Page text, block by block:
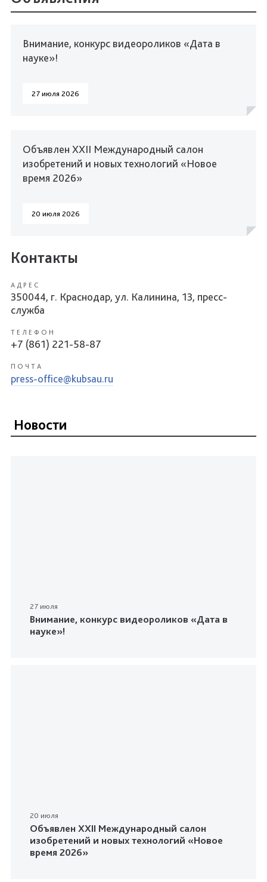
Внимание, конкурс видеороликов «Дата в
науке»!
27 июля 2026
Объявлен XXII Международный салон
изобретений и новых технологий «Новое
время 2026»
20 июля 2026
Контакты
АДРЕС
350044, г. Краснодар, ул. Калинина, 13, пресс-
служба
ТЕЛЕФОН
+7 (861) 221-58-87
ПОЧТА
press-office@kubsau.ru
Новости
27 июля
Внимание, конкурс видеороликов «Дата в
науке»!
20 июля
Объявлен XXII Международный салон
изобретений и новых технологий «Новое
время 2026»